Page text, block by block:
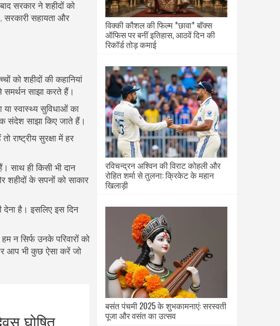
सरकार ने शहीदों को
सरकारी सहायता और
को शहीदों की कहानियां
समर्थन साझा करते हैं।
स्वास्थ्य सुविधाओं का
संदेश साझा किए जाते हैं।
राष्ट्रीय सुरक्षा में हर
साथ ही किसी भी दान
शहीदों के सपनों को साकार
देना है। इसलिए इस दिन
न सिर्फ उनके परिवारों को
आप भी कुछ ऐसा करें जो
घोषित
विक्की कौशल की फिल्म *छावा* बॉक्स
ऑफिस पर बनीं इतिहास, आठवें दिन की
रिकॉर्ड तोड़ कमाई
रविचन्द्रन अश्विन की विराट कोहली और
रोहित शर्मा से तुलना: क्रिकेट के महान
खिलाड़ी
बसंत पंचमी 2025 के शुभकामनाएं: सरस्वती
पूजा और वसंत का उत्सव